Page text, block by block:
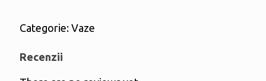
Categorie: Vaze
Recenzii